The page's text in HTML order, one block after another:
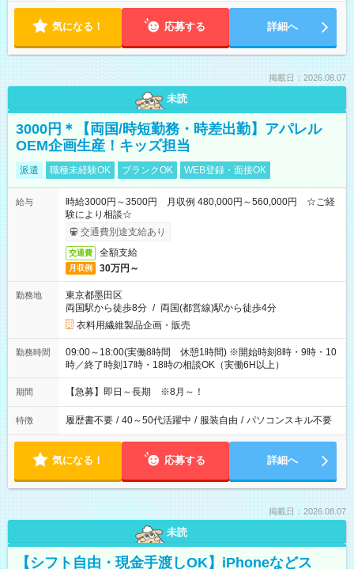
気になる！ 応募する 詳細へ
掲載日：2026.08.07
未読
3000円＊【両国/時短勤務・時差出勤】アパレル
OEM企画生産！キッズ担当
派遣 職種未経験OK ブランクOK WEB登録・面接OK
給与
時給3000円～3500円 月収例 480,000円～560,000円 ☆ご経
験により相談☆
交通費別途支給あり
交通費 全額支給
月収例 30万円～
勤務地
東京都墨田区
両国駅から徒歩8分 / 両国(都営線)駅から徒歩4分
衣料用繊維製品企画・販売
勤務時間
09:00～18:00(実働8時間 休憩1時間) ※開始時刻8時・9時・10
時／終了時刻17時・18時の相談OK（実働6H以上）
期間 【急募】即日～長期 ※8月～！
特徴 履歴書不要 / 40～50代活躍中 / 服装自由 / パソコンスキル不要
気になる！ 応募する 詳細へ
掲載日：2026.08.07
未読
【シフト自由・現金手渡しOK】iPhoneなどス